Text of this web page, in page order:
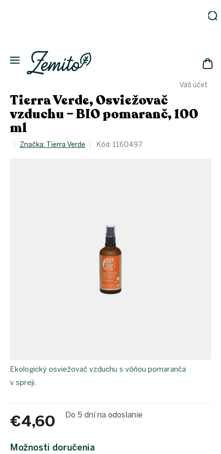
Váš účet
Ekodomácnosť
Ekologická
Kozmetika
Akcia
a ušetri
všetkých
Náš
Tierra Verde, Osviežovač
vzduchu – BIO pomaranč, 100
ml
Značka: Tierra Verde Kód: 1160497
€4,60
cena:
Do 5 dní na odoslanie
Možnosti doručenia
Ekologický osviežovač vzduchu s vôňou pomaranča
v spreji.